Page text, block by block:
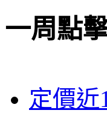
一周點
定價近